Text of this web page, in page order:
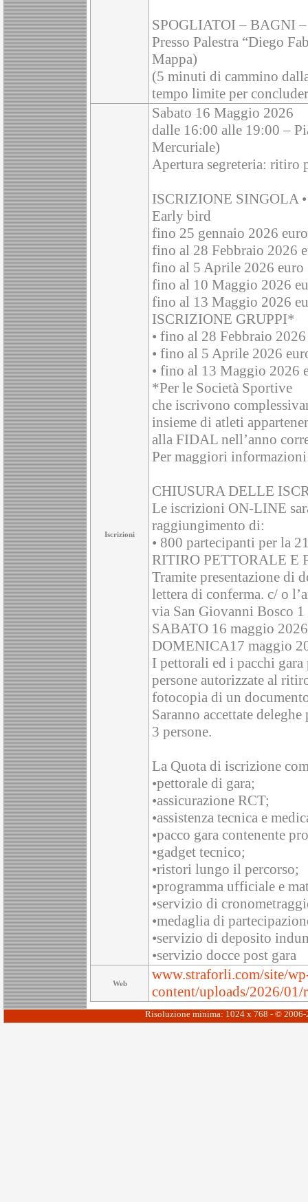
SPOGLIATOI – BAGNI
Presso Palestra “Diego
Mappa)
(5 minuti di cammino
tempo limite per
Iscrizioni
Sabato 16 Maggio 2026
dalle 16:00 alle 19:00 –
Mercuriale)
Apertura segreteria: ritiro
ISCRIZIONE SINGOLA •
Early bird
fino 25 gennaio 2026
fino al 28 Febbraio 2026
fino al 5 Aprile 2026 euro
fino al 10 Maggio 2026
fino al 13 Maggio 2026
ISCRIZIONE GRUPPI*
• fino al 28 Febbraio
• fino al 5 Aprile 2026
• fino al 13 Maggio 2026
*Per le Società Sportive
che iscrivono
insieme di atleti
alla FIDAL nell’anno
Per maggiori
CHIUSURA DELLE
Le iscrizioni ON-LINE
raggiungimento di:
• 800 partecipanti per la
RITIRO PETTORALE E
Tramite presentazione di
lettera di conferma. c/ o
via San Giovanni Bosco
SABATO 16 maggio
DOMENICA17 maggio
I pettorali ed i pacchi gara
persone autorizzate al
fotocopia di un
Saranno accettate
3 persone.
La Quota di iscrizione
•pettorale di gara;
•assicurazione RCT;
•assistenza tecnica e
•pacco gara contenente
•gadget tecnico;
•ristori lungo il percorso;
•programma ufficiale e
•servizio di
•medaglia di
•servizio di deposito
•servizio docce post gara
Web
www.straforli.com/site/
content/uploads/2026/
Risoluzione minima: 1024 x 768 - ©